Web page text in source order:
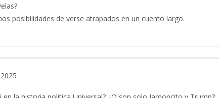
posibilidades de verse atrapados en un cuento largo.